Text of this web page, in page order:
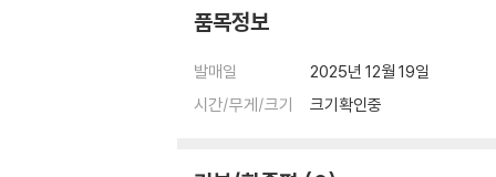
1) 컬러 디스크는 웹 이미지와 실제 색상이 차이
2) 컬러 디스크의 특성상 제작 공정시 앨범마다
3) 컬러 디스크는 제작 과정에서 다른 색상 염
※ 반품/교환 안내
품목정보
발매일
2025년 12월 19일
시간/무게/크기
크기확인중